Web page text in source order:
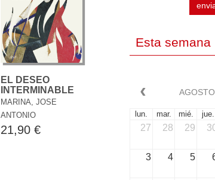
EL DESEO
INTERMINABLE
MARINA, JOSE
ANTONIO
21,90 €
Esta semana
lun. mar. mié. jue.
27 28 29
3 4 5